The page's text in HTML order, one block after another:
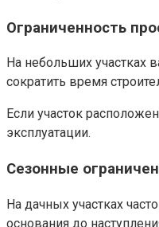
Ограниченность
На небольших участках
сократить время
Если участок
эксплуатации.
Сезонные
На дачных участках
основания до